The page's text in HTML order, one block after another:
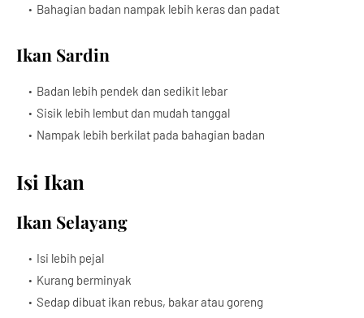
Bahagian badan nampak lebih keras dan padat
Ikan Sardin
Badan lebih pendek dan sedikit lebar
Sisik lebih lembut dan mudah tanggal
Nampak lebih berkilat pada bahagian badan
Isi Ikan
Ikan Selayang
Isi lebih pejal
Kurang berminyak
Sedap dibuat ikan rebus, bakar atau goreng